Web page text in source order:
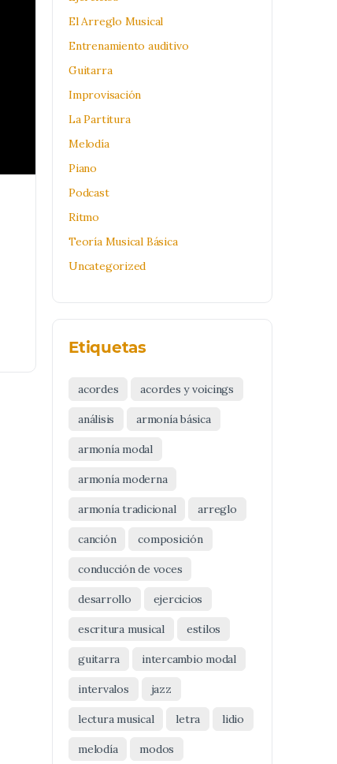
El Arreglo Musical
Entrenamiento auditivo
Guitarra
Improvisación
La Partitura
Melodía
Piano
Podcast
Ritmo
Teoría Musical Básica
Uncategorized
Etiquetas
acordes acordes y voicings
análisis armonía básica
armonía modal
armonía moderna
armonía tradicional arreglo
canción composición
conducción de voces
desarrollo ejercicios
escritura musical estilos
guitarra intercambio modal
intervalos jazz
lectura musical letra lidio
melodía modos